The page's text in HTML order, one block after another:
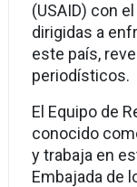
(USAID) con
dirigidas a
este país,
periodísticos.
El Equipo de
conocido
y trabaja en
Embajada de